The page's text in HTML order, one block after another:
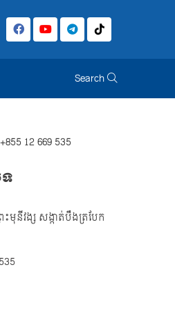
Search
+855 12 669 535
វង្ស សង្កាត់បឹងត្របែក